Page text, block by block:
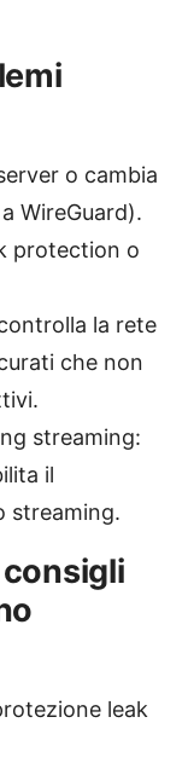
o cambia
WireGuard).
protection o
la rete
che non
streaming:
il
streaming.
leak